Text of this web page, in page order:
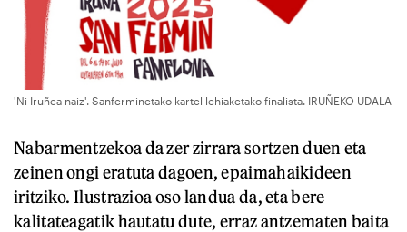
'Ni Iruñea naiz'. Sanferminetako kartel lehiaketako finalista. IRUÑEKO UDALA
Nabarmentzekoa da zer zirrara sortzen duen eta
zeinen ongi eratuta dagoen, epaimahaikideen
iritziko. Ilustrazioa oso landua da, eta bere
kalitateagatik hautatu dute, erraz antzematen baita